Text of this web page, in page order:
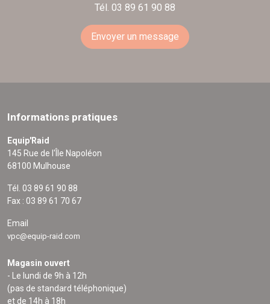
Tél. 03 89 61 90 88
Envoyer un message
Informations pratiques
Equip'Raid
145 Rue de l'Île Napoléon
68100 Mulhouse
Tél. 03 89 61 90 88
Fax : 03 89 61 70 67
Email
vpc@equip-raid.com
Magasin ouvert
- Le lundi de 9h à 12h
(pas de standard téléphonique)
et de 14h à 18h